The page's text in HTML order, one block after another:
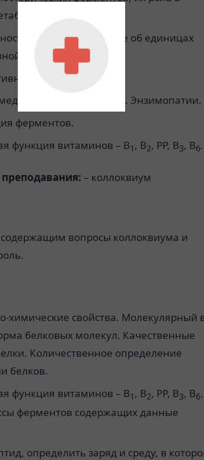
фермента. Понятие об единицах
активности.
ферментов.
Изоферменты. Энзимопатии.
ферментов.
функция витаминов – В1 , В2, РР, В3, В6.
– коллоквиум
вопросы коллоквиума и
химические свойства. Молекулярный
белковых молекул. Качественные
Количественное определение
белков.
функция витаминов – В1 , В2, РР, В3, В6.
ферментов содержащих данные
определить заряд и среду, в